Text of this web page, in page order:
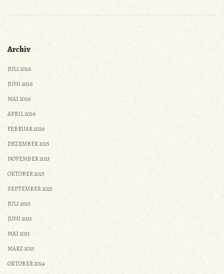
Archiv
JULI 2026
JUNI 2026
MAI 2026
APRIL 2026
FEBRUAR 2026
DEZEMBER 2025
NOVEMBER 2025
OKTOBER 2025
SEPTEMBER 2025
JULI 2025
JUNI 2025
MAI 2025
MÄRZ 2025
OKTOBER 2024